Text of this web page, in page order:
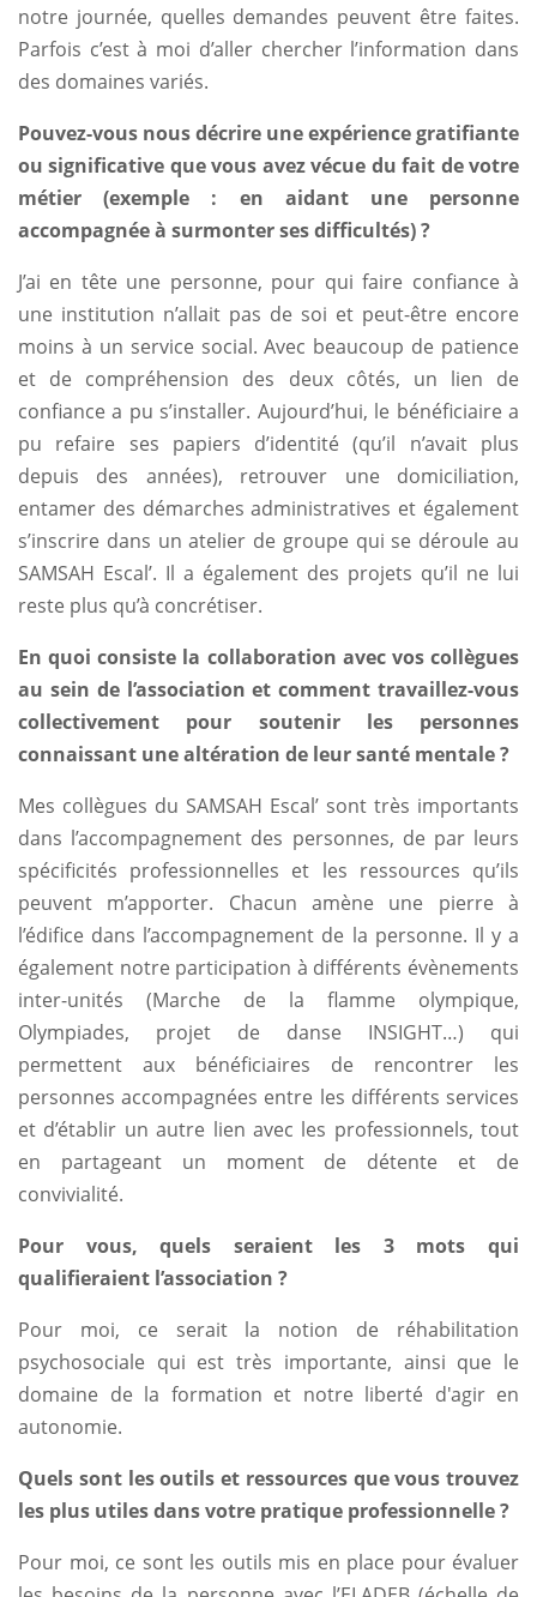
notre journée, quelles demandes peuvent être faites.
Parfois c’est à moi d’aller chercher l’information dans
des domaines variés.
Pouvez-vous nous décrire une expérience gratifiante
ou significative que vous avez vécue du fait de votre
métier (exemple : en aidant une personne
accompagnée à surmonter ses difficultés) ?
J’ai en tête une personne, pour qui faire confiance à
une institution n’allait pas de soi et peut-être encore
moins à un service social. Avec beaucoup de patience
et de compréhension des deux côtés, un lien de
confiance a pu s’installer. Aujourd’hui, le bénéficiaire a
pu refaire ses papiers d’identité (qu’il n’avait plus
depuis des années), retrouver une domiciliation,
entamer des démarches administratives et également
s’inscrire dans un atelier de groupe qui se déroule au
SAMSAH Escal’. Il a également des projets qu’il ne lui
reste plus qu’à concrétiser.
En quoi consiste la collaboration avec vos collègues
au sein de l’association et comment travaillez-vous
collectivement pour soutenir les personnes
connaissant une altération de leur santé mentale ?
Mes collègues du SAMSAH Escal’ sont très importants
dans l’accompagnement des personnes, de par leurs
spécificités professionnelles et les ressources qu’ils
peuvent m’apporter. Chacun amène une pierre à
l’édifice dans l’accompagnement de la personne. Il y a
également notre participation à différents évènements
inter-unités (Marche de la flamme olympique,
Olympiades, projet de danse INSIGHT…) qui
permettent aux bénéficiaires de rencontrer les
personnes accompagnées entre les différents services
et d’établir un autre lien avec les professionnels, tout
en partageant un moment de détente et de
convivialité.
Pour vous, quels seraient les 3 mots qui
qualifieraient l’association ?
Pour moi, ce serait la notion de réhabilitation
psychosociale qui est très importante, ainsi que le
domaine de la formation et notre liberté d'agir en
autonomie.
Quels sont les outils et ressources que vous trouvez
les plus utiles dans votre pratique professionnelle ?
Pour moi, ce sont les outils mis en place pour évaluer